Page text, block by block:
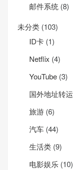
邮件系统 (8)
未分类 (103)
ID卡 (1)
Net­flix (4)
YouTube (3)
国外地址转运
旅游 (6)
汽车 (44)
生活类 (9)
电影娱乐 (10)